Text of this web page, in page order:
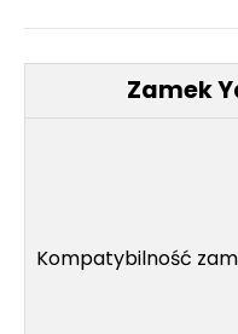
Zamek
Kompatybilność